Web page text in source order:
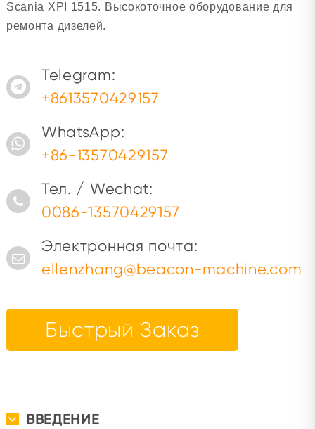
Scania XPI 1515. Высокоточное оборудование для
ремонта дизелей.
Telegram:
+8613570429157
WhatsApp:
+86-13570429157
Тел. / Wechat:
0086-13570429157
Электронная почта:
ellenzhang@beacon-machine.com
Быстрый Заказ
ВВЕДЕНИЕ